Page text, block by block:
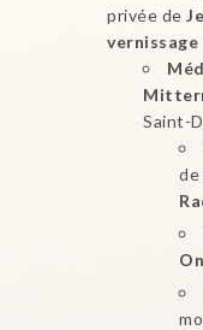
privée de
vernissage
Saint-
de